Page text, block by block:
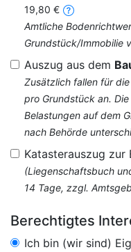
19,80 €
Amtliche
Grundstück/Immobilie
Auszug aus dem
Zusätzlich fallen für
pro Grundstück an.
Belastungen auf dem
nach Behörde
Katasterauszug zur
(Liegenschaftsbuch
14 Tage, zzgl.
Berechtigtes
Ich bin (wir sind)